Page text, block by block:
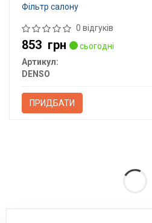
Фільтр салону
0 відгуків
853 грн
сьогодні
Артикул:
DENSO
ПРИДБАТИ